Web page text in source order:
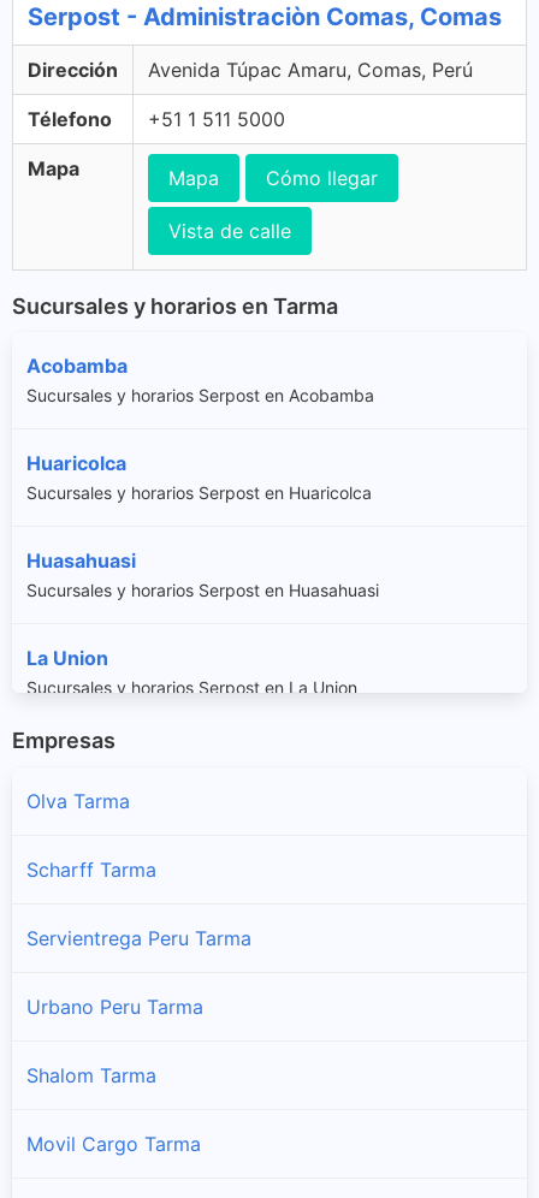
Serpost - Administraciòn Comas, Comas
Dirección Avenida Túpac Amaru, Comas, Perú
Télefono +51 1 511 5000
Mapa Mapa Cómo llegar
Vista de calle
Sucursales y horarios en Tarma
Acobamba
Sucursales y horarios Serpost en Acobamba
Huaricolca
Sucursales y horarios Serpost en Huaricolca
Huasahuasi
Sucursales y horarios Serpost en Huasahuasi
La Union
Sucursales y horarios Serpost en La Union
Palca
Sucursales y horarios Serpost en Palcamayo
San Pedro De Cajas
Sucursales y horarios Serpost en Tapo
Tarma
Empresas
Olva Tarma
Scharff Tarma
Servientrega Peru Tarma
Urbano Peru Tarma
Shalom Tarma
Movil Cargo Tarma